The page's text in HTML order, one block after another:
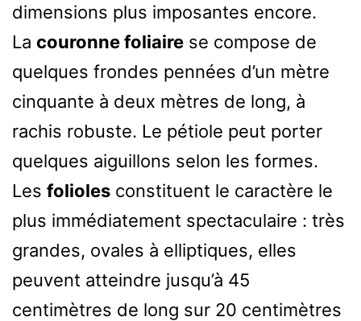
dimensions plus imposantes encore.
La couronne foliaire se compose de
quelques frondes pennées d’un mètre
cinquante à deux mètres de long, à
rachis robuste. Le pétiole peut porter
quelques aiguillons selon les formes.
Les folioles constituent le caractère le
plus immédiatement spectaculaire : très
grandes, ovales à elliptiques, elles
peuvent atteindre jusqu’à 45
centimètres de long sur 20 centimètres